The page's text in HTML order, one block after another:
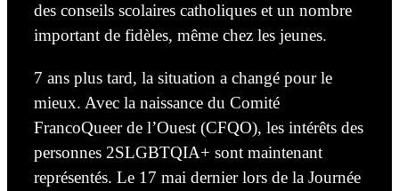
des conseils scolaires catholiques et un nombre
important de fidèles, même chez les jeunes.
7 ans plus tard, la situation a changé pour le
mieux. Avec la naissance du Comité
FrancoQueer de l’Ouest (CFQO), les intérêts des
personnes 2SLGBTQIA+ sont maintenant
représentés. Le 17 mai dernier lors de la Journée